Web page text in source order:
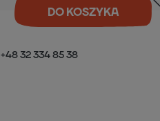
DO KOSZYKA
+48 32 334 85 38